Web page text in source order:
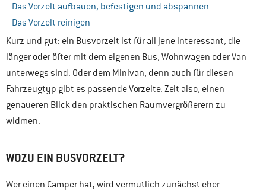
Das Vorzelt aufbauen, befestigen und abspannen
Das Vorzelt reinigen
Kurz und gut: ein Busvorzelt ist für all jene interessant, die
länger oder öfter mit dem eigenen Bus, Wohnwagen oder Van
unterwegs sind. Oder dem Minivan, denn auch für diesen
Fahrzeugtyp gibt es passende Vorzelte. Zeit also, einen
genaueren Blick den praktischen Raumvergrößerern zu
widmen.
WOZU EIN BUSVORZELT?
Wer einen Camper hat, wird vermutlich zunächst eher